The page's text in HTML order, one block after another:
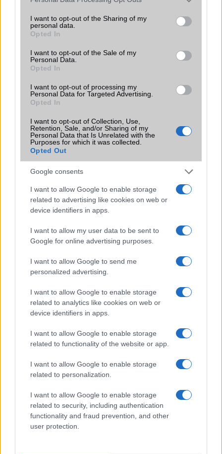
not limited to your visit or usage behaviour. You may click to
grant or deny consent to Google and its third-party tags to
use your data for below specified purposes in below Google
consent section.
I want to opt-out of the Sharing of my
personal data.
Opted In
I want to opt-out of the Sale of my
Personal Data.
Opted In
I want to opt-out of processing my
Personal Data for Targeted Advertising.
Opted In
I want to opt-out of Collection, Use,
Retention, Sale, and/or Sharing of my
Personal Data that Is Unrelated with the
Purposes for which it was collected.
Opted Out
Google consents
I want to allow Google to enable storage
related to advertising like cookies on web or
device identifiers in apps.
I want to allow my user data to be sent to
Google for online advertising purposes.
I want to allow Google to send me
personalized advertising.
I want to allow Google to enable storage
related to analytics like cookies on web or
device identifiers in apps.
I want to allow Google to enable storage
related to functionality of the website or app.
I want to allow Google to enable storage
related to personalization.
I want to allow Google to enable storage
related to security, including authentication
functionality and fraud prevention, and other
user protection.
Vibra jelzés
SIM típus nanoSIM
SIM-ek száma
Flight mode Van
Terület
Funkciók HDR
Brand Nincs
Védelem
Limited Edition
SAR
Nincs publikus adat!
N/A = Nincs adat. Legutóbbi frissítés: 2026-07-13 19:00:00
Samsung Galaxy S26
Nelly GSM
245.000 Ft (új)